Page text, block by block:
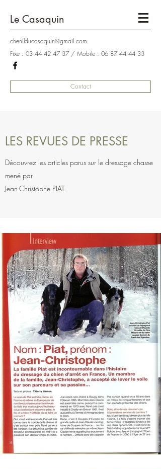
chenilducasaquin@gmail.com
Fixe : 03 44 42 47 37/ Mobile : 06 87 44 44 33
Le Casaquin
Contact
LES REVUES DE PRESSE
Découvrez les articles parus sur le dressage chasse
mené par
Jean-Christophe PIAT.